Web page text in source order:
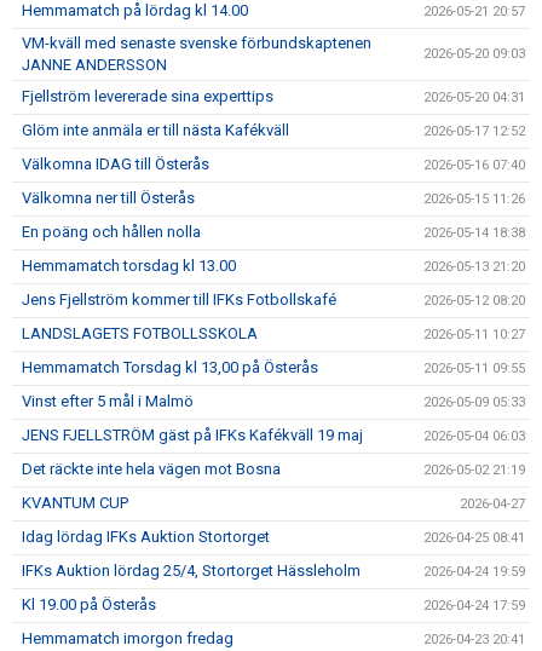
Hemmamatch på lördag kl 14.00 2026-05-21 20:57
VM-kväll med senaste svenske förbundskaptenen
JANNE ANDERSSON
2026-05-20 09:03
Fjellström levererade sina experttips 2026-05-20 04:31
Glöm inte anmäla er till nästa Kafékväll 2026-05-17 12:52
Välkomna IDAG till Österås 2026-05-16 07:40
Välkomna ner till Österås 2026-05-15 11:26
En poäng och hållen nolla 2026-05-14 18:38
Hemmamatch torsdag kl 13.00 2026-05-13 21:20
Jens Fjellström kommer till IFKs Fotbollskafé 2026-05-12 08:20
LANDSLAGETS FOTBOLLSSKOLA 2026-05-11 10:27
Hemmamatch Torsdag kl 13,00 på Österås 2026-05-11 09:55
Vinst efter 5 mål i Malmö 2026-05-09 05:33
JENS FJELLSTRÖM gäst på IFKs Kafékväll 19 maj 2026-05-04 06:03
Det räckte inte hela vägen mot Bosna 2026-05-02 21:19
KVANTUM CUP 2026-04-27
Idag lördag IFKs Auktion Stortorget 2026-04-25 08:41
IFKs Auktion lördag 25/4, Stortorget Hässleholm 2026-04-24 19:59
Kl 19.00 på Österås 2026-04-24 17:59
Hemmamatch imorgon fredag 2026-04-23 20:41